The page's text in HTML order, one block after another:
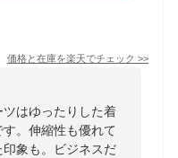
価格と在庫を楽天でチェック >>
はゆったりした着
。伸縮性も優れて
象も。ビジネスだ